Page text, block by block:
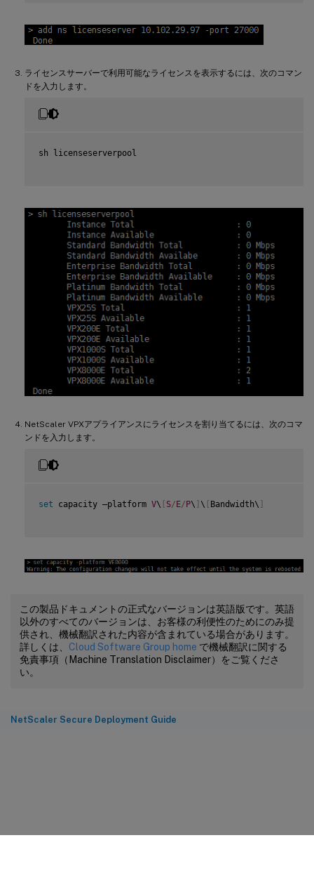
ライセンスサーバーで利用可能なライセンスを表示するには、次のコマン
ドを入力します。
sh licenseserverpool
NetScaler VPXアプライアンスにライセンスを割り当てるには、次のコマ
ンドを入力します。
set capacity –platform V\ [ S/E/P\ ] \ [ Bandwidth\ ]
この製品ドキュメントの正式なバージョンは英語版です。英語
以外のすべてのバージョンは、お客様の利便性のためにのみ提
供され、機械翻訳された内容が含まれている場合があります。
詳しくは、 Cloud Software Group home で機械翻訳に関する
免責事項（Machine Translation Disclaimer）をご覧くださ
い。
NetScaler Secure Deployment Guide